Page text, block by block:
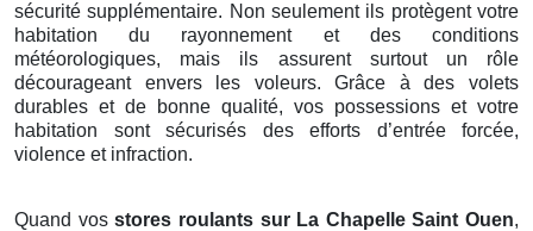
sécurité supplémentaire. Non seulement ils protègent votre
habitation du rayonnement et des conditions
météorologiques, mais ils assurent surtout un rôle
décourageant envers les voleurs. Grâce à des volets
durables et de bonne qualité, vos possessions et votre
habitation sont sécurisés des efforts d’entrée forcée,
violence et infraction.
Quand vosstores roulants sur La Chapelle Saint Ouen,